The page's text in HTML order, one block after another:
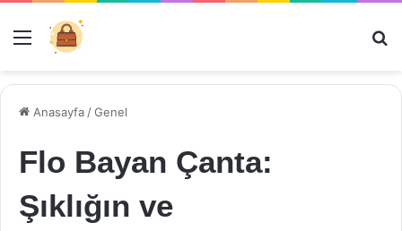
Menü
Anasayfa /Genel
Flo Bayan Çanta:
Şıklığın ve